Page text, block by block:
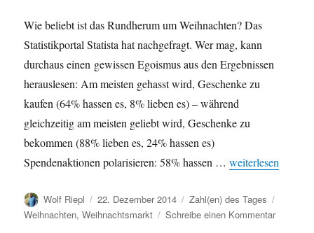
Wie beliebt ist das Rundherum um Weihnachten? Das
Statistikportal Statista hat nachgefragt. Wer mag, kann
durchaus einen gewissen Egoismus aus den Ergebnissen
herauslesen: Am meisten gehasst wird, Geschenke zu
kaufen (64% hassen es, 8% lieben es) – während
gleichzeitig am meisten geliebt wird, Geschenke zu
bekommen (88% lieben es, 24% hassen es)
Spendenaktionen polarisieren: 58% hassen …„Weihnachten:
weiterlesen
Autor
Wolf Riepl
Veröffentlicht
am
22. Dezember 2014 Kategorien
Zahl(en) des Tages
Weihnachten,Weihnachtsmarkt Schreibe einen Kommentarzu